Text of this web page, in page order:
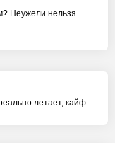
Неужели нельзя
летает, кайф.